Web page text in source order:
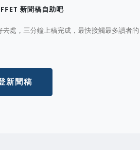
新聞稿自助吧
去處，三分鐘上稿完成，最快接觸最多讀者的
新聞稿